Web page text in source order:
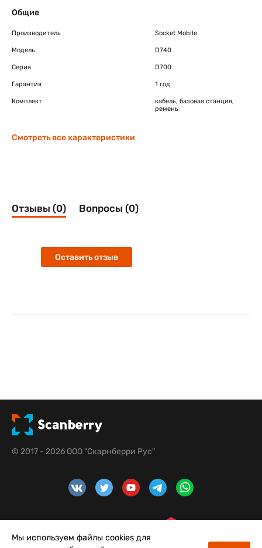
Общие
Производитель Socket Mobile
Модель D740
Серия D700
Гарантия 1 год
Комплект
кабель, базовая станция,
ремень
Смотреть все характеристики
Отзывы (0) Вопросы (0)
Оставить отзыв
© 2017 - 2026 ООО "Скарнберри Рус"
Мы используем файлы cookies для